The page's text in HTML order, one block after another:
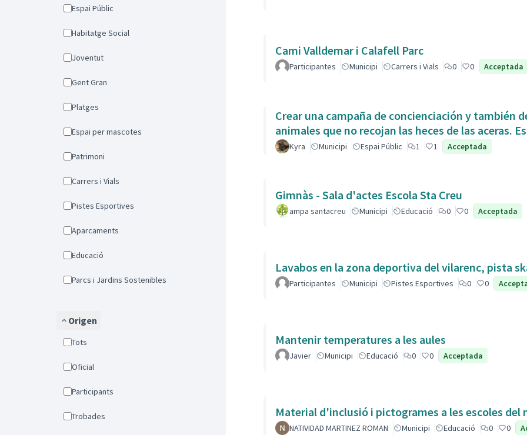
Espai Públic
Habitatge Social
Joventut
Gent Gran
Platges
Espai per mascotes
Patrimoni
Carrers i Vials
Pistes Esportives
Aparcaments
Educació
Parcs i Jardins Sostenibles
Origen
Tots
Oficial
Participants
Trobades
Cami Valldemar i Calafell Parc
Participantes Municipi Carrers i Vials 0 0 Acceptada
Crear una campaña de concienciación y también
animales que no recojan las heces de las aceras.
Kyra Municipi Espai Públic 1 1 Acceptada
Gimnàs - Sala d'actes Escola Sta Creu
ampa santacreu Municipi Educació 0 0 Acceptada
Lavabos en la zona deportiva del vilarenc, pista
Participantes Municipi Pistes Esportives 0 0
Mantenir temperatures a les aules
Javier Municipi Educació 0 0 Acceptada
Material d'inclusió i pictogrames a les escoles del
NATIVIDAD MARTINEZ ROMAN Municipi Educació 0 0